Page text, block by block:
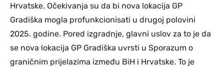
Hrvatske. Očekivanja su da bi nova lokacija GP
Gradiška mogla profunkcionisati u drugoj polovini
2025. godine. Pored izgradnje, glavni uslov za to je da
se nova lokacija GP Gradiška uvrsti u Sporazum o
graničnim prijelazima između BiH i Hrvatske. To je